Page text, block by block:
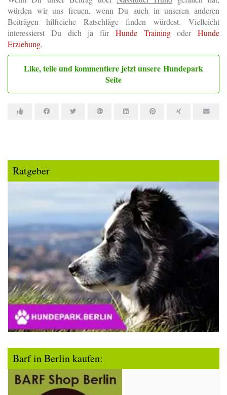
würden wir uns freuen, wenn Du auch in unseren anderen
Beiträgen hilfreiche Ratschläge finden würdest. Vielleicht
interessierst Du dich ja für Hunde Trainingoder Hunde
Erziehung.
Like, teile und kommentiere jetzt unsere Hundepark
Seite
Ratgeber
Barf in Berlin kaufen: